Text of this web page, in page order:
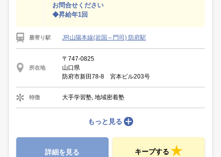
お問合せください
◆昇給年1回
最寄り駅 JR山陽本線(岩国～門司) 防府駅
所在地
〒747-0825
山口県
防府市新田78-8 宮本ビル203号
特徴 大手学習塾, 地域密着塾
もっと見る
詳細を見る キープする